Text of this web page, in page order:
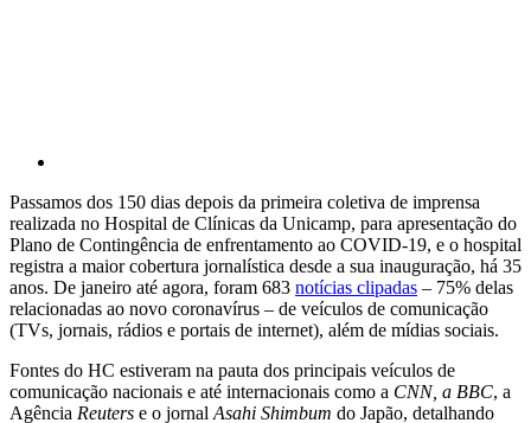
Passamos dos 150 dias depois da primeira coletiva de imprensa
realizada no Hospital de Clínicas da Unicamp, para apresentação do
Plano de Contingência de enfrentamento ao COVID-19, e o hospital
registra a maior cobertura jornalística desde a sua inauguração, há 35
anos. De janeiro até agora, foram 683 notícias clipadas – 75% delas
relacionadas ao novo coronavírus – de veículos de comunicação
(TVs, jornais, rádios e portais de internet), além de mídias sociais.
Fontes do HC estiveram na pauta dos principais veículos de
comunicação nacionais e até internacionais como a CNN, a BBC, a
Agência Reuters e o jornal Asahi Shimbum do Japão, detalhando